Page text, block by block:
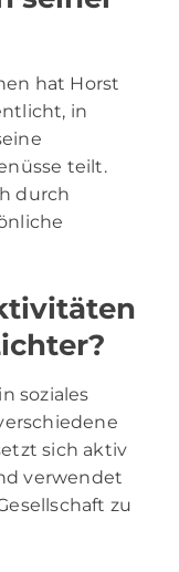
hat Horst
in
teilt.
durch
soziales
sich aktiv
verwendet
zu